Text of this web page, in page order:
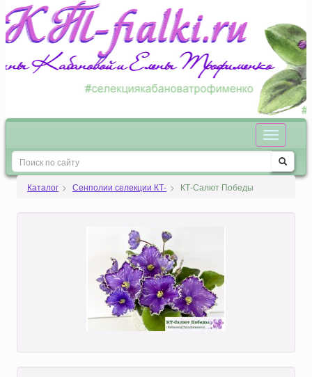
Каталог Сенполии селекции КТ- КТ-Салют Победы